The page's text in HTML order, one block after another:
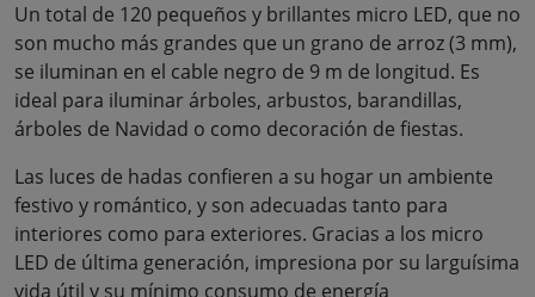
Un total de 120 pequeños y brillantes micro LED, que no
son mucho más grandes que un grano de arroz (3 mm),
se iluminan en el cable negro de 9 m de longitud. Es
ideal para iluminar árboles, arbustos, barandillas,
árboles de Navidad o como decoración de fiestas.
Las luces de hadas confieren a su hogar un ambiente
festivo y romántico, y son adecuadas tanto para
interiores como para exteriores. Gracias a los micro
LED de última generación, impresiona por su larguísima
vida útil y su mínimo consumo de energía